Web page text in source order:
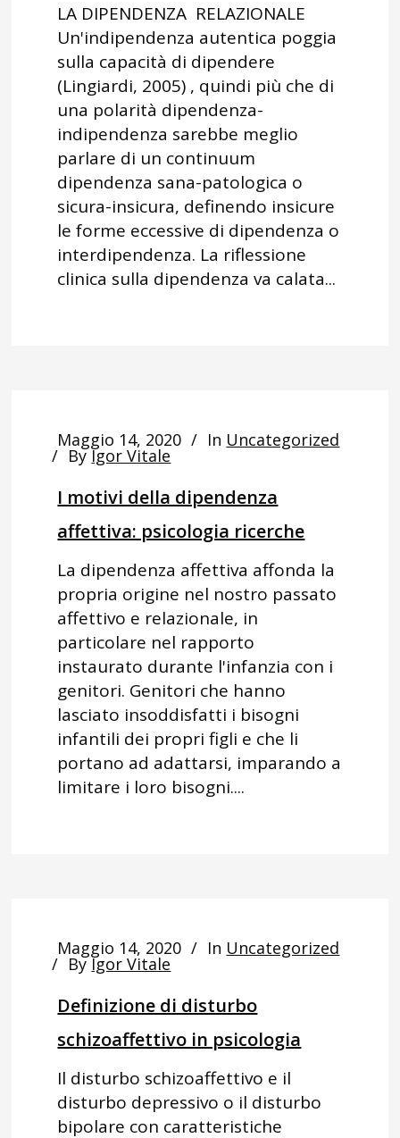
LA DIPENDENZA RELAZIONALE
Un'indipendenza autentica poggia
sulla capacità di dipendere
(Lingiardi, 2005) , quindi più che di
una polarità dipendenza-
indipendenza sarebbe meglio
parlare di un continuum
dipendenza sana-patologica o
sicura-insicura, definendo insicure
le forme eccessive di dipendenza o
interdipendenza. La riflessione
clinica sulla dipendenza va calata...
Maggio 14, 2020 In Uncategorized
By Igor Vitale
I motivi della dipendenza
affettiva: psicologia ricerche
La dipendenza affettiva affonda la
propria origine nel nostro passato
affettivo e relazionale, in
particolare nel rapporto
instaurato durante l'infanzia con i
genitori. Genitori che hanno
lasciato insoddisfatti i bisogni
infantili dei propri figli e che li
portano ad adattarsi, imparando a
limitare i loro bisogni....
Maggio 14, 2020 In Uncategorized
By Igor Vitale
Definizione di disturbo
schizoaffettivo in psicologia
Il disturbo schizoaffettivo e il
disturbo depressivo o il disturbo
bipolare con caratteristiche